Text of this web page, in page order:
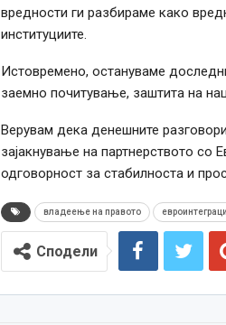
вредности ги разбираме како
институциите.
Истовремено, остануваме
заемно почитување, заштита на
Верувам дека денешните
зајакнување на партнерството со
одговорност за стабилноста и
владеење на правото
Сподели